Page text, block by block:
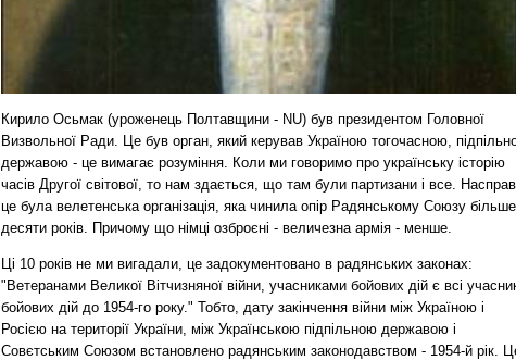
Кирило Осьмак (уроженець Полтавщини - NU) був президентом Головної
Визвольної Ради. Це був орган, який керував Україною тогочасною,
державою - це вимагає розуміння. Коли ми говоримо про українську історію
часів Другої світової, то нам здається, що там були партизани і все.
це була велетенська організація, яка чинила опір Радянському Союзу більше
десяти років. Причому що німці озброєні - величезна армія - менше.
Ці 10 років не ми вигадали, це задокументовано в радянських законах:
"Ветеранами Великої Вітчизняної війни, учасниками бойових дій є всі
бойових дій до 1954-го року." Тобто, дату закінчення війни між Україною і
Росією на території України, між Українською підпільною державою і
Совєтським Союзом встановлено радянським законодавством - 1954-й рік.